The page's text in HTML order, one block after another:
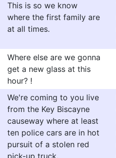
This is so we know
where the first family are
at all times.
Where else are we gonna
get a new glass at this
hour? !
We're coming to you live
from the Key Biscayne
causeway where at least
ten police cars are in hot
pursuit of a stolen red
pick-up truck.